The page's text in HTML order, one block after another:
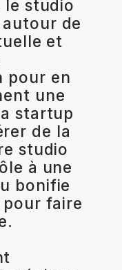
le studio
de
et
pour en
une
startup
de la
studio
à une
bonifie
pour faire